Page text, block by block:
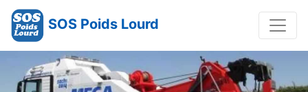
SOS Poids Lourd